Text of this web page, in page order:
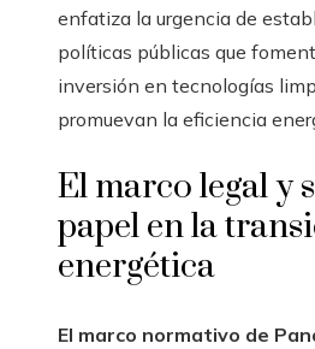
enfatiza la urgencia de
políticas públicas que
inversión en tecnologías
promuevan la eficiencia
El marco legal y
papel en la
energética
El marco normativo de